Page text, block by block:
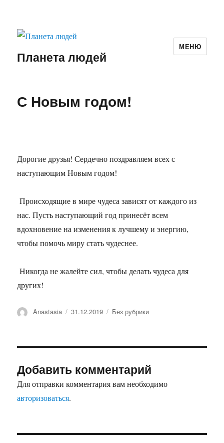
Планета людей
МЕНЮ
С Новым годом!
Дорогие друзья! Сердечно поздравляем всех с
наступающим Новым годом!
Происходящие в мире чудеса зависят от каждого из
нас. Пусть наступающий год принесёт всем
вдохновение на изменения к лучшему и энергию,
чтобы помочь миру стать чудеснее.
Никогда не жалейте сил, чтобы делать чудеса для
других!
Автор
Anastasia Опубликовано
31.12.2019 Рубрики
Без рубрики
Добавить комментарий
Для отправки комментария вам необходимо
авторизоваться.